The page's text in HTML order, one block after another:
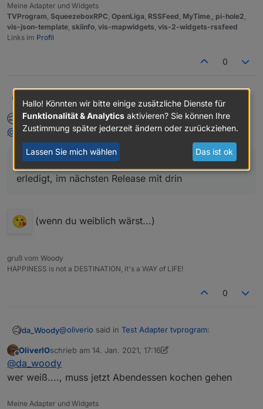
Meine Adapter und Widgets
TVProgram SqueezeboxRPC OpenLiga RSSFeed MyTime pi-hole2
vis-json-template skiinfo vis-mapwidgets vis-2-widgets-rssfeed
Links im Profil
0
OliverIO@
da_woody
erledigt, im nächsten Release mit drin
Offline
da_Woody MOST ACTIVE schrieb am14. Jan. 2021, 17:14
zuletzt editiert von
@ oliveriosaid inTest Adapter tvprogram:
@da_woody
erledigt, im nächsten Release mit drin
(wenn du weiblich wärst...)
gruß vom Woody
HAPPINESS is not a DESTINATION, it's a WAY of LIFE!
0
da_Woody@oliverio said in Test Adapter tvprogram:
erledigt, im nächsten Release mit drin
(wenn du weiblich wärst...)
Offline
OliverIOschrieb am 14. Jan. 2021, 17:16
zuletzt editiert von OliverIO
@da_woody
wer weiß...., muss jetzt Abendessen kochen gehen
Meine Adapter und Widgets
Hallo! Könnten wir bitte einige zusätzliche Dienste für
Funktionalität & Analytics aktivieren? Sie können Ihre
Zustimmung später jederzeit ändern oder zurückziehen.
Lassen Sie mich wählen Das ist ok